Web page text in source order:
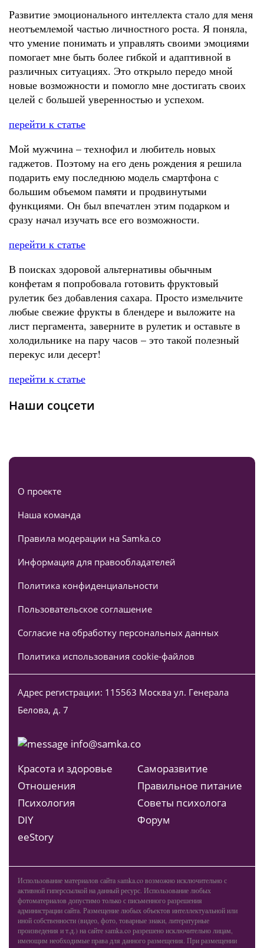
Развитие эмоционального интеллекта стало для меня
неотъемлемой частью личностного роста. Я поняла,
что умение понимать и управлять своими эмоциями
помогает мне быть более гибкой и адаптивной в
различных ситуациях. Это открыло передо мной
новые возможности и помогло мне достигать своих
целей с большей уверенностью и успехом.
перейти к статье
Мой мужчина – технофил и любитель новых
гаджетов. Поэтому на его день рождения я решила
подарить ему последнюю модель смартфона с
большим объемом памяти и продвинутыми
функциями. Он был впечатлен этим подарком и
сразу начал изучать все его возможности.
перейти к статье
В поисках здоровой альтернативы обычным
конфетам я попробовала готовить фруктовый
рулетик без добавления сахара. Просто измельчите
любые свежие фрукты в блендере и выложите на
лист пергамента, заверните в рулетик и оставьте в
холодильнике на пару часов – это такой полезный
перекус или десерт!
перейти к статье
Наши соцсети
О проекте
Наша команда
Правила модерации на Samka.co
Информация для правообладателей
Политика конфиденциальности
Пользовательское соглашение
Согласие на обработку персональных данных
Политика использования cookie-файлов
Адрес регистрации: 115563 Москва ул. Генерала
Белова, д. 7
info@samka.co
Красота и здоровье
Отношения
Психология
DIY
ееStory
Саморазвитие
Правильное питание
Советы психолога
Форум
Использование материалов сайта samka.co возможно исключительно с
активной гиперссылкой на данный ресурс. Использование любых
фотоматериалов допустимо только с письменного разрешения
администрации сайта. Размещение любых объектов интеллектуальной или
иной собственности (видео, фото, товарные знаки, литературные
произведения и т.д.) на сайте samka.co разрешено исключительно лицам,
имеющим необходимые права для данного размещения. При размещении